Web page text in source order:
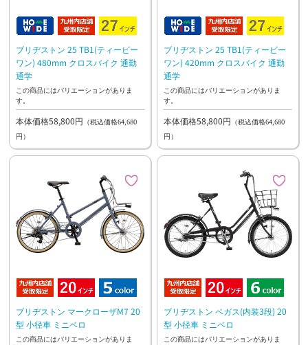
ブリヂストン 25 TB1(ティービー
ワン) 480mm クロスバイク 通勤
通学
この商品にはバリエーションがありま
す。
本体価格58,800円 （税込価格64,680
円）
ブリヂストン 25 TB1(ティービー
ワン) 420mm クロスバイク 通勤
通学
この商品にはバリエーションがありま
す。
本体価格58,800円 （税込価格64,680
円）
ブリヂストン マークローザM7 20
型 小径車 ミニベロ
この商品にはバリエーションがありま
ブリヂストン ベガス(内装3段) 20
型 小径車 ミニベロ
この商品にはバリエーションがありま